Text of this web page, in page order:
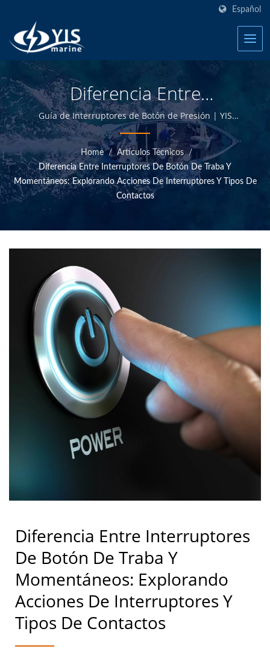
Español
Diferencia Entre
Interruptores De Botón De
Enclavamiento Y
Momentáneos: Explorando
Acciones De Interruptores
Y Tipos De Contacto |
Fabricante De Paneles De
Interruptores De Palanca
Marinos, Fusibles,
Disyuntores | YIS Marine
Guía de Interruptores de Botón de Presión | YIS
Marine es un fabricante profesional dedicado a
proporcionar productos marinos eléctricos y
electrónicos de alta calidad. Al diseñar y fabricar
internamente y tener control de calidad en la sede de
Taiwán, podemos ofrecer productos marinos de alta
calidad a precios competitivos.
Home / Artículos Técnicos /
Diferencia Entre Interruptores De Botón De Traba Y
Momentáneos: Explorando Acciones De Interruptores Y Tipos De
Contactos
Diferencia Entre Interruptores
De Botón De Traba Y
Momentáneos: Explorando
Acciones De Interruptores Y
Tipos De Contactos